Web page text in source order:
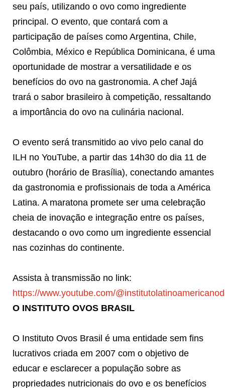
seu país, utilizando o ovo como ingrediente
principal. O evento, que contará com a
participação de países como Argentina, Chile,
Colômbia, México e República Dominicana, é uma
oportunidade de mostrar a versatilidade e os
benefícios do ovo na gastronomia. A chef Jajá
trará o sabor brasileiro à competição, ressaltando
a importância do ovo na culinária nacional.
O evento será transmitido ao vivo pelo canal do
ILH no YouTube, a partir das 14h30 do dia 11 de
outubro (horário de Brasília), conectando amantes
da gastronomia e profissionais de toda a América
Latina. A maratona promete ser uma celebração
cheia de inovação e integração entre os países,
destacando o ovo como um ingrediente essencial
nas cozinhas do continente.
Assista à transmissão no link:
https://www.youtube.com/
O INSTITUTO OVOS BRASIL
O Instituto Ovos Brasil é uma entidade sem fins
lucrativos criada em 2007 com o objetivo de
educar e esclarecer a população sobre as
propriedades nutricionais do ovo e os benefícios